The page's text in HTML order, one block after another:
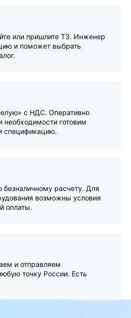
или пришлите ТЗ. Инженер
и поможет выбрать
с НДС. Оперативно
необходимости готовим
спецификацию.
безналичному расчету. Для
возможны условия
оплаты.
и отправляем
точку России. Есть